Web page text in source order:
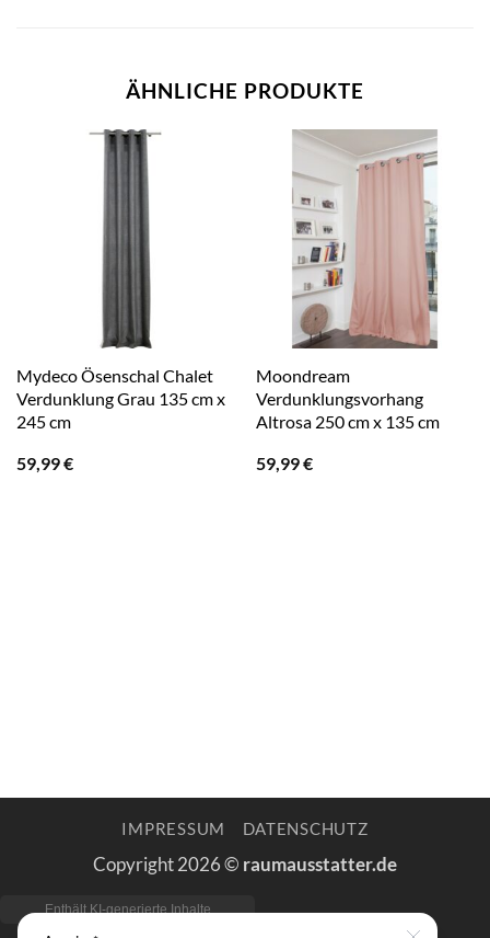
ÄHNLICHE PRODUKTE
Mydeco Ösenschal Chalet
Verdunklung Grau 135 cm x
245 cm
59,99€
Moondream
Verdunklungsvorhang
Altrosa 250 cm x 135 cm
59,99€
IMPRESSUM DATENSCHUTZ
Copyright 2026 © raumausstatter.de